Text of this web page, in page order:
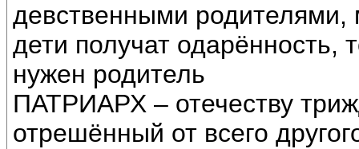
девственными родителями,
дети получат одарённость,
нужен родитель
ПАТРИАРХ – отечеству
отрешённый от всего